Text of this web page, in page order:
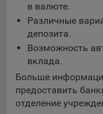
в валюте.
Различные
депозита.
Возможность
вклада.
Больше
предоставить
отделение